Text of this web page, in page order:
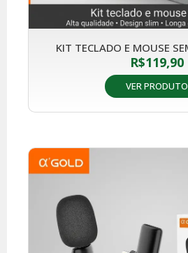
KIT TECLADO E MOUSE
R$119,90
VER PRODUTO